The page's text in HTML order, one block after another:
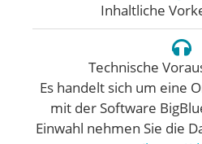
Inhaltliche
Technische
Es handelt sich um eine
mit der Software
Einwahl nehmen Sie die